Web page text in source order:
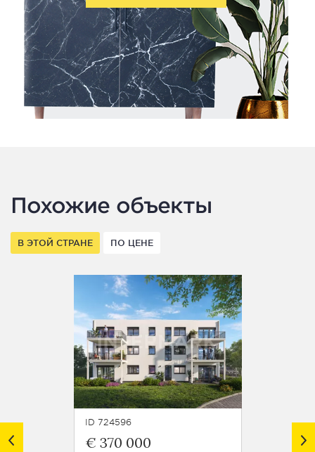
Похожие объекты
В ЭТОЙ СТРАНЕ ПО ЦЕНЕ
ID 724596
€ 370 000
ID 721021
€ 1